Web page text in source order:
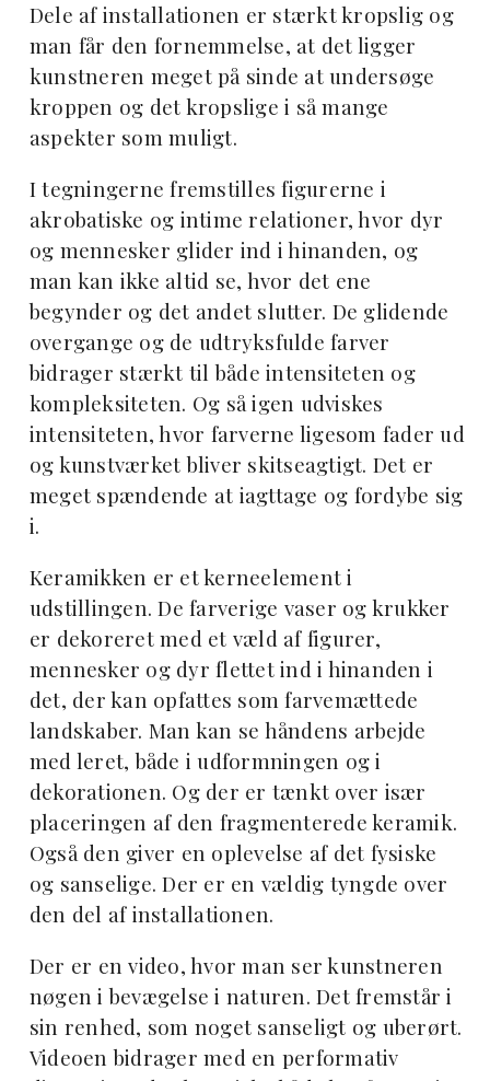
Dele af installationen er stærkt kropslig og
man får den fornemmelse, at det ligger
kunstneren meget på sinde at undersøge
kroppen og det kropslige i så mange
aspekter som muligt.
I tegningerne fremstilles figurerne i
akrobatiske og intime relationer, hvor dyr
og mennesker glider ind i hinanden, og
man kan ikke altid se, hvor det ene
begynder og det andet slutter. De glidende
overgange og de udtryksfulde farver
bidrager stærkt til både intensiteten og
kompleksiteten. Og så igen udviskes
intensiteten, hvor farverne ligesom fader ud
og kunstværket bliver skitseagtigt. Det er
meget spændende at iagttage og fordybe sig
i.
Keramikken er et kerneelement i
udstillingen. De farverige vaser og krukker
er dekoreret med et væld af figurer,
mennesker og dyr flettet ind i hinanden i
det, der kan opfattes som farvemættede
landskaber. Man kan se håndens arbejde
med leret, både i udformningen og i
dekorationen. Og der er tænkt over især
placeringen af den fragmenterede keramik.
Også den giver en oplevelse af det fysiske
og sanselige. Der er en vældig tyngde over
den del af installationen.
Der er en video, hvor man ser kunstneren
nøgen i bevægelse i naturen. Det fremstår i
sin renhed, som noget sanseligt og uberørt.
Videoen bidrager med en performativ